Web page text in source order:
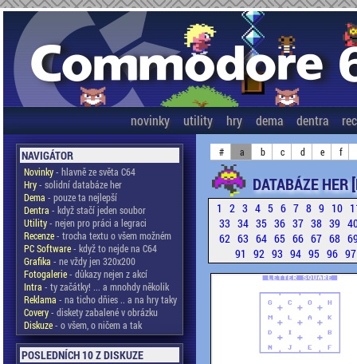
novinky utility hry dema dentra
NAVIGÁTOR
Novinky- hlavně ze světa C64
Hry- solidní databáze her
Dema - pouze ta nejlepší
Dentra - když stačí jeden soubor
Utility- nejen pro práci a legraci
Recenze- trocha textu o všem možném
PC Software- když to nejde na C64
Grafika - ne vždy jen 320x200
Fotogalerie- důkazy nejen z akcí
Intra - ty začátky! ... a mnohdy několik
Reklama - na ticho dňies .. a na hry taky
Covery- diskety zabalené v obrázku
Diskuze- o všem, o ničem a tak
POSLEDNÍCH 10 Z DISKUZE
# a b c d e f
DATABÁZE
1 2 3 4 5 6 7 8 9 10
33 34 35 36 37 38 39
62 63 64 65 66 67 68
91 92 93 94 95 96